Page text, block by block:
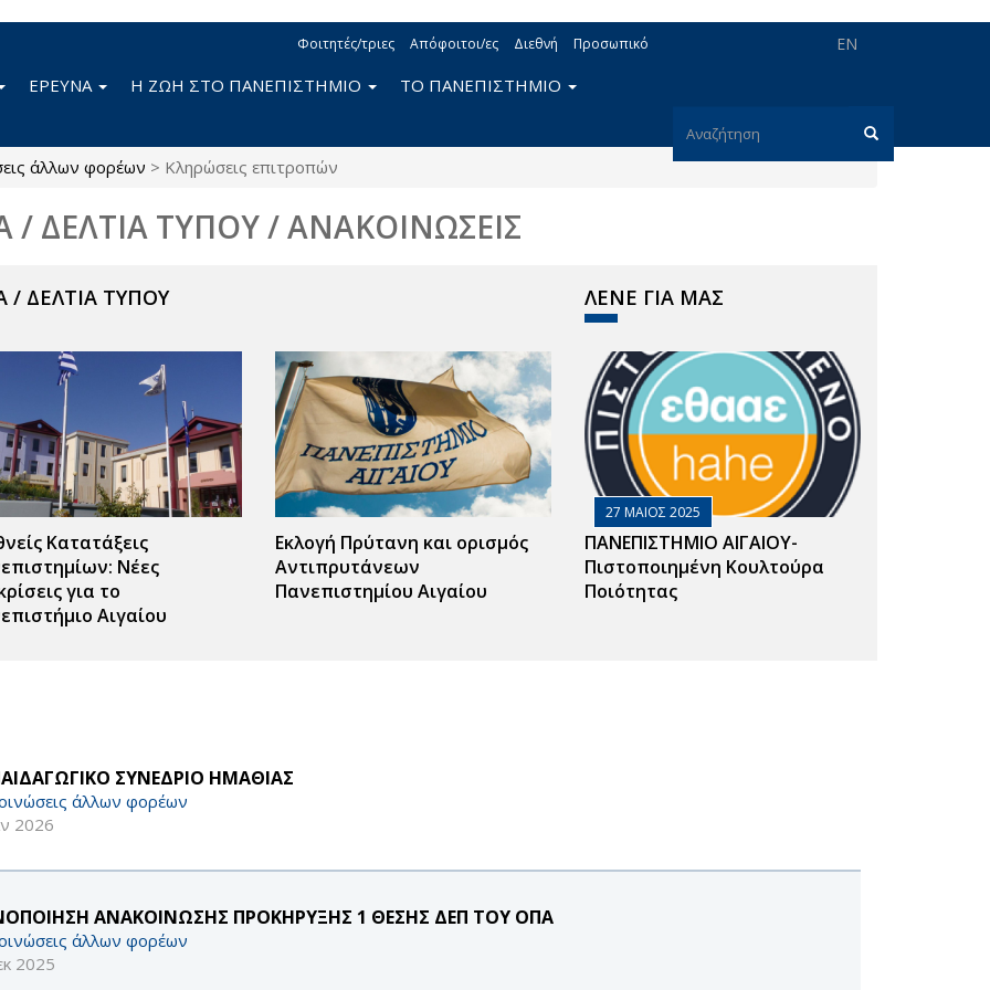
EN
Φοιτητές/τριες Απόφοιτοι/ες Διεθνή Προσωπικό
Φόρμα
ΕΡΕΥΝΑ Η ΖΩΗ ΣΤΟ ΠΑΝΕΠΙΣΤΗΜΙΟ ΤΟ ΠΑΝΕΠΙΣΤΗΜΙΟ
άλλων φορέων > Κληρώσεις επιτροπών
/ ΔΕΛΤΙΑ ΤΥΠΟΥ / ΑΝΑΚΟΙΝΩΣΕΙΣ
/ ΔΕΛΤΙΑ ΤΥΠΟΥ
Κατατάξεις
Νέες
για το
Αιγαίου
Εκλογή Πρύτανη και ορισμός
Αντιπρυτάνεων
Πανεπιστημίου Αιγαίου
ΛΕΝΕ ΓΙΑ ΜΑΣ
27 ΜΑΙΟΣ 2025
ΠΑΝΕΠΙΣΤΗΜΙΟ ΑΙΓΑΙΟΥ-
Πιστοποιημένη Κουλτούρα
Ποιότητας
ΣΥΝΕΔΡΙΟ ΗΜΑΘΙΑΣ
άλλων φορέων
2026
ΑΝΑΚΟΙΝΩΣΗΣ ΠΡΟΚΗΡΥΞΗΣ 1 ΘΕΣΗΣ ΔΕΠ ΤΟΥ ΟΠΑ
άλλων φορέων
2025